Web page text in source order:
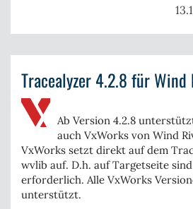
Tracealyzer 4.2.8 für Wind
Ab Version 4.2.8
auch VxWorks von Wind
VxWorks setzt direkt auf dem
wvlib auf. D.h. auf Targetseite
erforderlich. Alle VxWorks
unterstützt.